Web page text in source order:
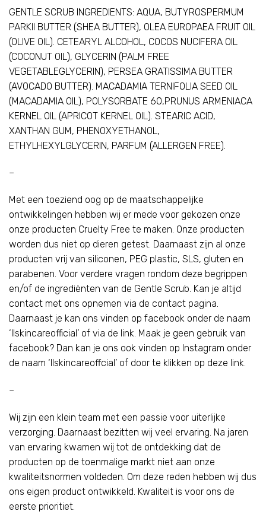
GENTLE SCRUB INGREDIENTS: AQUA, BUTYROSPERMUM
PARKII BUTTER (SHEA BUTTER), OLEA EUROPAEA FRUIT OIL
(OLIVE OIL). CETEARYL ALCOHOL, COCOS NUCIFERA OIL
(COCONUT OIL), GLYCERIN (PALM FREE
VEGETABLEGLYCERIN), PERSEA GRATISSIMA BUTTER
(AVOCADO BUTTER). MACADAMIA TERNIFOLIA SEED OIL
(MACADAMIA OIL), POLYSORBATE 60,PRUNUS ARMENIACA
KERNEL OIL (APRICOT KERNEL OIL). STEARIC ACID,
XANTHAN GUM, PHENOXYETHANOL,
ETHYLHEXYLGLYCERIN, PARFUM (ALLERGEN FREE).
–
Met een toeziend oog op de maatschappelijke
ontwikkelingen hebben wij er mede voor gekozen onze
onze producten Cruelty Free te maken. Onze producten
worden dus niet op dieren getest. Daarnaast zijn al onze
producten vrij van siliconen, PEG plastic, SLS, gluten en
parabenen. Voor verdere vragen rondom deze begrippen
en/of de ingrediënten van de Gentle Scrub. Kan je altijd
contact met ons opnemen via de contact pagina.
Daarnaast je kan ons vinden op facebook onder de naam
‘llskincareofficial’ of via de link. Maak je geen gebruik van
facebook? Dan kan je ons ook vinden op Instagram onder
de naam ‘llskincareoffcial’ of door te klikken op deze link.
–
Wij zijn een klein team met een passie voor uiterlijke
verzorging. Daarnaast bezitten wij veel ervaring. Na jaren
van ervaring kwamen wij tot de ontdekking dat de
producten op de toenmalige markt niet aan onze
kwaliteitsnormen voldeden. Om deze reden hebben wij dus
ons eigen product ontwikkeld. Kwaliteit is voor ons de
eerste prioritiet.